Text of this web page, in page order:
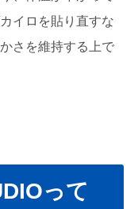
イロを貼り直すな
さを維持する上で
って